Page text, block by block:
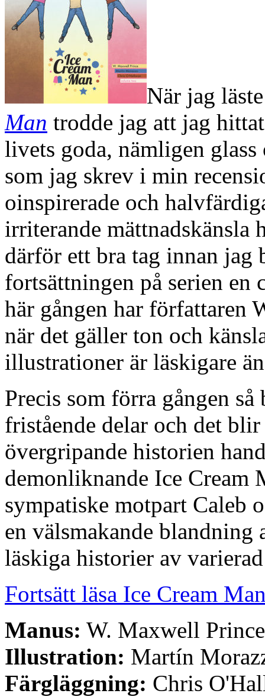
När jag
Man trodde jag att jag
livets goda, nämligen
som jag skrev i min
oinspirerade och
irriterande mättnadskänsla
därför ett bra tag innan jag
fortsättningen på serien en
här gången har författaren
när det gäller ton och
illustrationer är läskigare
Precis som förra gången
fristående delar och det
övergripande historien
demonliknande Ice Cream
sympatiske motpart Caleb
en välsmakande
läskiga historier av
Fortsätt läsa Ice Cream
Manus: W. Maxwell Prince
Illustration: Martín
Färgläggning: Chris